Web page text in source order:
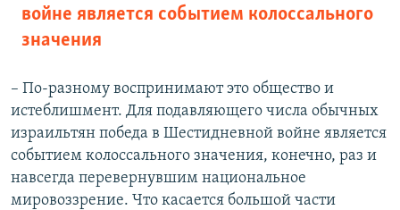
войне является событием колоссального
значения​
– По-разному воспринимают это общество и
истеблишмент. Для подавляющего числа обычных
израильтян победа в Шестидневной войне является
событием колоссального значения, конечно, раз и
навсегда перевернувшим национальное
мировоззрение. Что касается большой части